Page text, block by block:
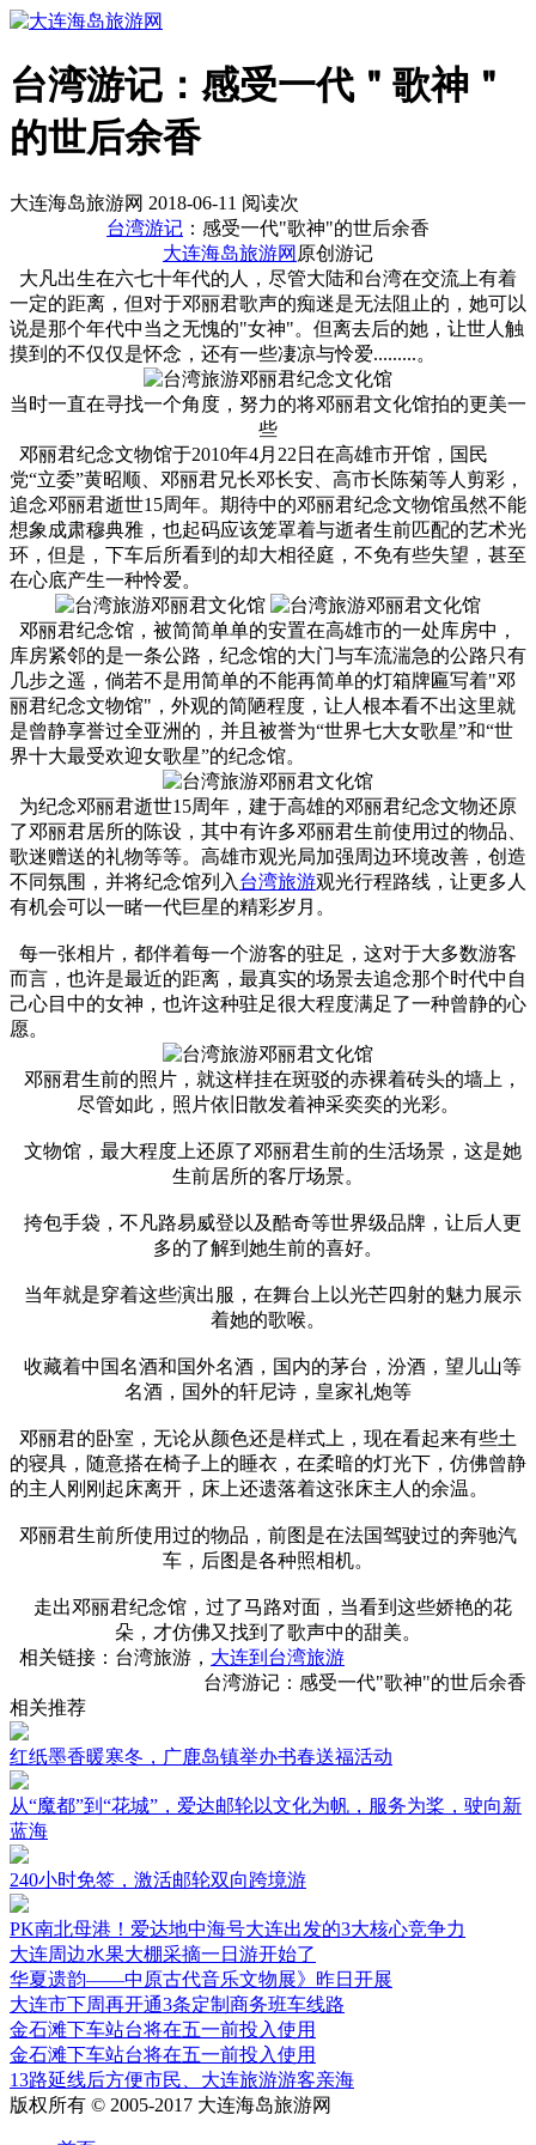
台湾游记：感受一代＂歌神＂
的世后余香
大连海岛旅游网 2018-06-11 阅读次
台湾游记 ：感受一代"歌神"的世后余香
大连海岛旅游网 原创游记
大凡出生在六七十年代的人，尽管大陆和台湾在交流上有着
一定的距离，但对于邓丽君歌声的痴迷是无法阻止的，她可以
说是那个年代中当之无愧的"女神"。但离去后的她，让世人触
摸到的不仅仅是怀念，还有一些凄凉与怜爱.........。
当时一直在寻找一个角度，努力的将邓丽君文化馆拍的更美一
些
邓丽君纪念文物馆于2010年4月22日在高雄市开馆，国民
党“立委”黄昭顺、邓丽君兄长邓长安、高市长陈菊等人剪彩，
追念邓丽君逝世15周年。期待中的邓丽君纪念文物馆虽然不能
想象成肃穆典雅，也起码应该笼罩着与逝者生前匹配的艺术光
环，但是，下车后所看到的却大相径庭，不免有些失望，甚至
在心底产生一种怜爱。
邓丽君纪念馆，被简简单单的安置在高雄市的一处库房中，
库房紧邻的是一条公路，纪念馆的大门与车流湍急的公路只有
几步之遥，倘若不是用简单的不能再简单的灯箱牌匾写着"邓
丽君纪念文物馆"，外观的简陋程度，让人根本看不出这里就
是曾静享誉过全亚洲的，并且被誉为“世界七大女歌星”和“世
界十大最受欢迎女歌星”的纪念馆。
为纪念邓丽君逝世15周年，建于高雄的邓丽君纪念文物还原
了邓丽君居所的陈设，其中有许多邓丽君生前使用过的物品、
歌迷赠送的礼物等等。高雄市观光局加强周边环境改善，创造
不同氛围，并将纪念馆列入 台湾旅游观光行程路线，让更多人
有机会可以一睹一代巨星的精彩岁月。
每一张相片，都伴着每一个游客的驻足，这对于大多数游客
而言，也许是最近的距离，最真实的场景去追念那个时代中自
己心目中的女神，也许这种驻足很大程度满足了一种曾静的心
愿。
邓丽君生前的照片，就这样挂在斑驳的赤裸着砖头的墙上，
尽管如此，照片依旧散发着神采奕奕的光彩。
文物馆，最大程度上还原了邓丽君生前的生活场景，这是她
生前居所的客厅场景。
挎包手袋，不凡路易威登以及酷奇等世界级品牌，让后人更
多的了解到她生前的喜好。
当年就是穿着这些演出服，在舞台上以光芒四射的魅力展示
着她的歌喉。
收藏着中国名酒和国外名酒，国内的茅台，汾酒，望儿山等
名酒，国外的轩尼诗，皇家礼炮等
邓丽君的卧室，无论从颜色还是样式上，现在看起来有些土
的寝具，随意搭在椅子上的睡衣，在柔暗的灯光下，仿佛曾静
的主人刚刚起床离开，床上还遗落着这张床主人的余温。
邓丽君生前所使用过的物品，前图是在法国驾驶过的奔驰汽
车，后图是各种照相机。
走出邓丽君纪念馆，过了马路对面，当看到这些娇艳的花
朵，才仿佛又找到了歌声中的甜美。
相关链接：台湾旅游， 大连到台湾旅游
台湾游记：感受一代"歌神"的世后余香
相关推荐
红纸墨香暖寒冬，广鹿岛镇举办书春送福活动
从“魔都”到“花城”，爱达邮轮以文化为帆，服务为桨，驶向新
蓝海
240小时免签，激活邮轮双向跨境游
PK南北母港！爱达地中海号大连出发的3大核心竞争力
大连周边水果大棚采摘一日游开始了
华夏遗韵——中原古代音乐文物展》昨日开展
大连市下周再开通3条定制商务班车线路
金石滩下车站台将在五一前投入使用
金石滩下车站台将在五一前投入使用
13路延线后方便市民、大连旅游游客亲海
版权所有 © 2005-2017 大连海岛旅游网